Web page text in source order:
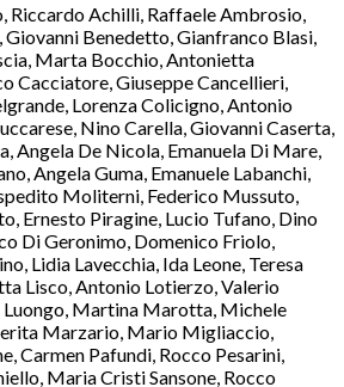
Riccardo Achilli, Raffaele Ambrosio,
Benedetto, Gianfranco Blasi,
Marta Bocchio, Antonietta
Cacciatore, Giuseppe Cancellieri,
Lorenza Colicigno, Antonio
Nino Carella, Giovanni Caserta,
Angela De Nicola, Emanuela Di Mare,
Angela Guma, Emanuele Labanchi,
Moliterni, Federico Mussuto,
Ernesto Piragine, Lucio Tufano, Dino
Di Geronimo, Domenico Friolo,
Lidia Lavecchia, Ida Leone, Teresa
Lisco, Antonio Lotierzo, Valerio
Martina Marotta, Michele
Marzario, Mario Migliaccio,
Carmen Pafundi, Rocco Pesarini,
Maria Cristi Sansone, Rocco